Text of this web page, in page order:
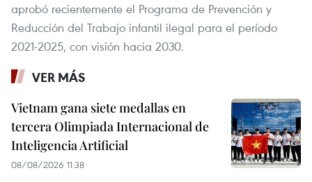
aprobó recientemente el Programa de Prevención y
Reducción del Trabajo infantil ilegal para el período
2021-2025, con visión hacia 2030.
VER MÁS
Vietnam gana siete medallas en
tercera Olimpiada Internacional de
Inteligencia Artificial
08/08/2026 11:38